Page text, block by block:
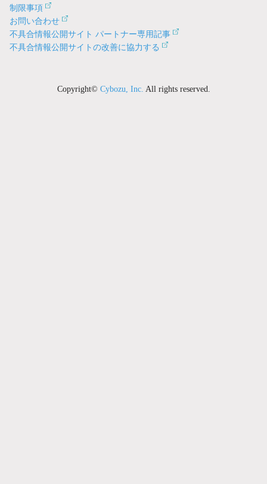
制限事項
お問い合わせ
不具合情報公開サイト パートナー専用記事
不具合情報公開サイトの改善に協力する
Copyright© Cybozu, Inc. All rights reserved.